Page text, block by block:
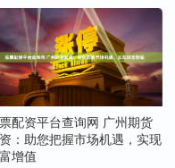
配资平台查询网 广州期货
：助您把握市场机遇，实现
增值